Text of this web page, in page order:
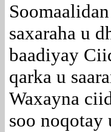
saxaraha u
baadiyay
qarka u
Waxayna
soo noqotay